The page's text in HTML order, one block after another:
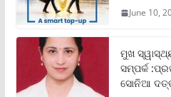
June 10,
ମୁଖ
ସମ୍ପର୍କ
ସୋନିଆ